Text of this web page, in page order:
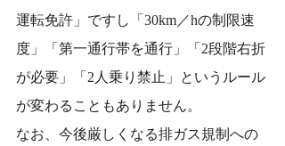
運転免許」ですし「30km／hの制限速
度」「第一通行帯を通行」「2段階右折
が必要」「2人乗り禁止」というルール
が変わることもありません。
なお、今後厳しくなる排ガス規制への